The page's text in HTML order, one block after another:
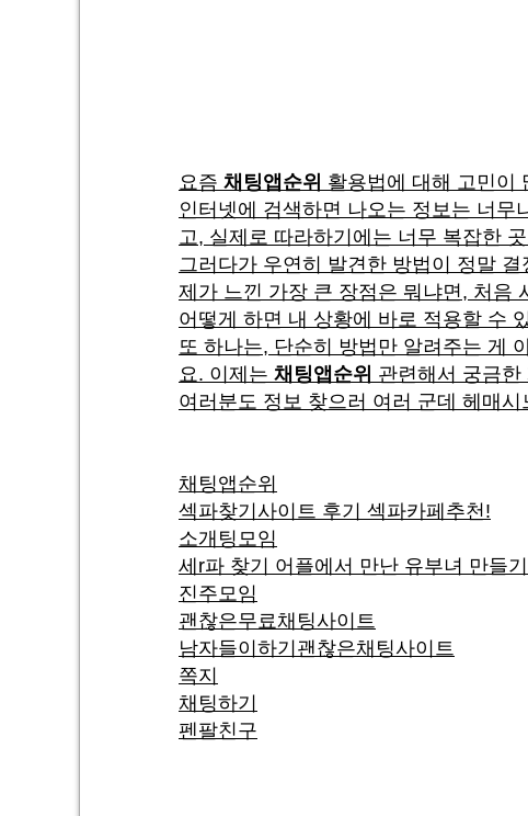
요즘 채팅앱순위 활용법에 대해 고민이
인터넷에 검색하면 나오는 정보는 너
고, 실제로 따라하기에는 너무 복잡한
그러다가 우연히 발견한 방법이 정말
제가 느낀 가장 큰 장점은 뭐냐면, 처음
어떻게 하면 내 상황에 바로 적용할 수
또 하나는, 단순히 방법만 알려주는 게
요. 이제는 채팅앱순위 관련해서 궁금
여러분도 정보 찾으러 여러 군데 헤매
채팅앱순위
섹파찾기사이트 후기 섹파카페추천!
소개팅모임
세r파 찾기 어플에서 만난 유부녀 만들
진주모임
괜찮은무료채팅사이트
남자들이하기괜찮은채팅사이트
쪽지
채팅하기
펜팔친구